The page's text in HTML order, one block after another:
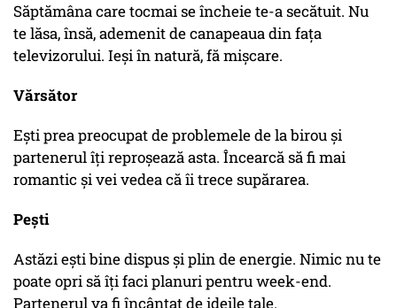
Săptămâna care tocmai se încheie te-a secătuit. Nu
te lăsa, însă, ademenit de canapeaua din faţa
televizorului. Ieşi în natură, fă mişcare.
Vărsător
Eşti prea preocupat de problemele de la birou şi
partenerul îţi reproşează asta. Încearcă să fi mai
romantic şi vei vedea că îi trece supărarea.
Peşti
Astăzi eşti bine dispus şi plin de energie. Nimic nu te
poate opri să îţi faci planuri pentru week-end.
Partenerul va fi încântat de ideile tale.